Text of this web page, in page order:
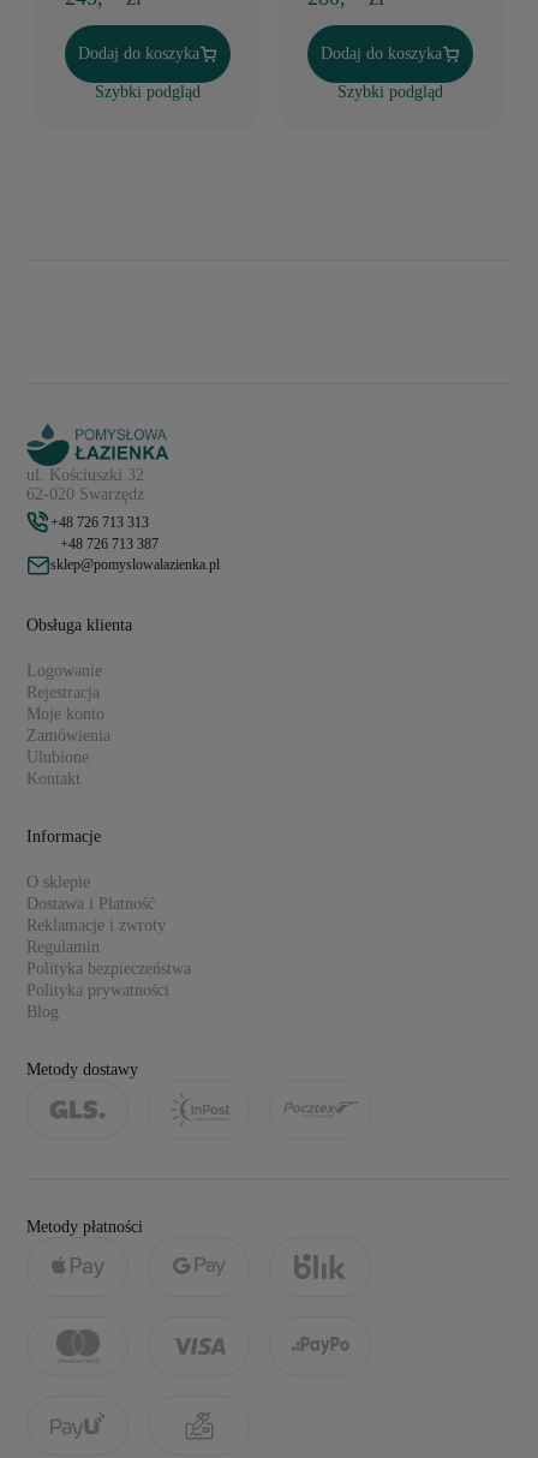
Dodaj do koszyka
Szybki podgląd
Dodaj do koszyka
Szybki podgląd
ul. Kościuszki 32
62-020 Swarzędz
+48 726 713 313
+48 726 713 387
sklep@pomyslowalazienka.pl
Obsługa klienta
Logowanie
Rejestracja
Moje konto
Zamówienia
Ulubione
Kontakt
Informacje
O sklepie
Dostawa i Płatność
Reklamacje i zwroty
Regulamin
Polityka bezpieczeństwa
Polityka prywatności
Blog
Metody dostawy
Metody płatności